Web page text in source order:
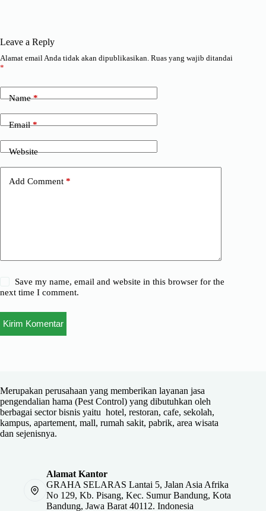
Leave a Reply
Alamat email Anda tidak akan dipublikasikan. Ruas yang wajib ditandai
*
Name*
Email*
Website
Add Comment *
Save my name, email and website in this browser for the
next time I comment.
Kirim Komentar
Merupakan perusahaan yang memberikan layanan jasa
pengendalian hama (Pest Control) yang dibutuhkan oleh
berbagai sector bisnis yaitu hotel, restoran, cafe, sekolah,
kampus, apartement, mall, rumah sakit, pabrik, area wisata
dan sejenisnya.
Alamat Kantor
GRAHA SELARAS Lantai 5, Jalan Asia Afrika
No 129, Kb. Pisang, Kec. Sumur Bandung, Kota
Bandung, Jawa Barat 40112. Indonesia